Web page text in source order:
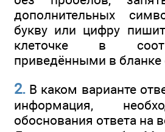
дополнительных
букву или цифру
клеточке в
приведёнными в бланке
2. В каком варианте
информация,
обоснования ответа на